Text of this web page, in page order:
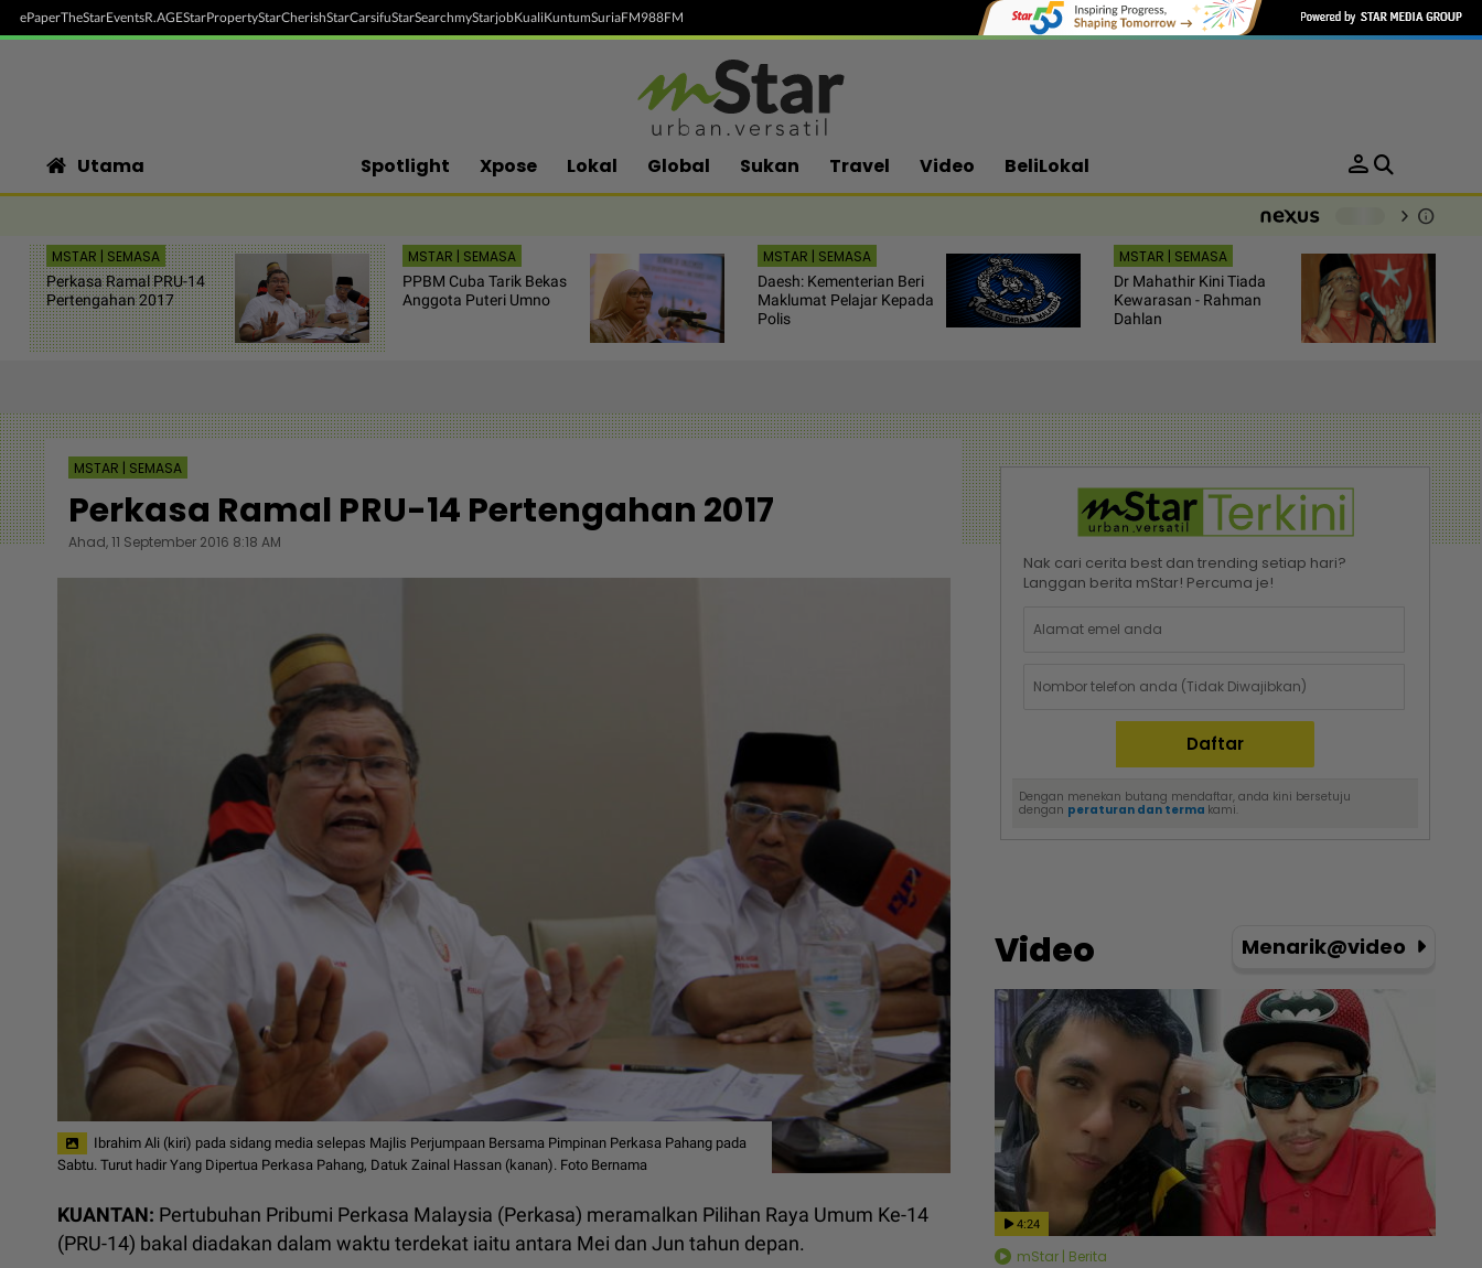
ePaperTheStarEventsR.AGEStarPropertyStarCherishStarCarsifuStarSearchmyStarjobKualiKuntumSuriaFM988FM
Utama Spotlight Xpose Lokal Global Sukan Travel Video BeliLokal person
chevron_right info
MSTAR | SEMASA
Perkasa Ramal PRU-14
Pertengahan 2017
MSTAR | SEMASA
PPBM Cuba Tarik Bekas
Anggota Puteri Umno
MSTAR | SEMASA
Daesh: Kementerian Beri
Maklumat Pelajar Kepada
Polis
MSTAR | SEMASA
Dr Mahathir Kini Tiada
Kewarasan - Rahman
Dahlan
MSTAR | SEMASA
Perkasa Ramal PRU-14 Pertengahan 2017
Ahad, 11 September 2016 8:18 AM
Ibrahim Ali (kiri) pada sidang media selepas Majlis Perjumpaan Bersama Pimpinan Perkasa Pahang pada
Sabtu. Turut hadir Yang Dipertua Perkasa Pahang, Datuk Zainal Hassan (kanan). Foto Bernama
KUANTAN: Pertubuhan Pribumi Perkasa Malaysia (Perkasa) meramalkan Pilihan Raya Umum Ke-14
(PRU-14) bakal diadakan dalam waktu terdekat iaitu antara Mei dan Jun tahun depan.
Nak cari cerita best dan trending setiap hari?
Langgan berita mStar! Percuma je!
Dengan menekan butang mendaftar, anda kini bersetuju
dengan peraturan dan terma kami.
Video Menarik@video
4:24
mStar | Berita